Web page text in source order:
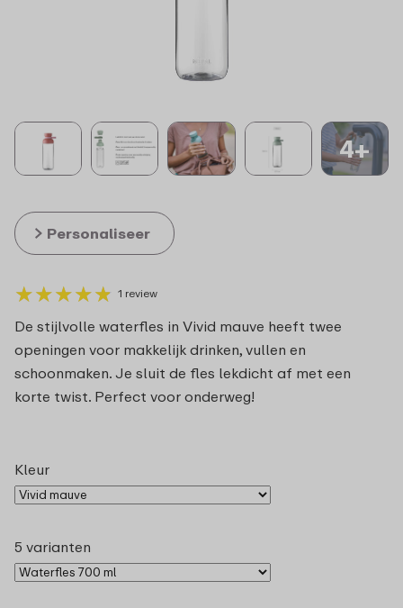
4+
★★★★★
★★★★★ 1 review
De stijlvolle waterfles in Vivid mauve heeft twee
openingen voor makkelijk drinken, vullen en
schoonmaken. Je sluit de fles lekdicht af met een
korte twist. Perfect voor onderweg!
Personaliseer
Kleur
5 varianten